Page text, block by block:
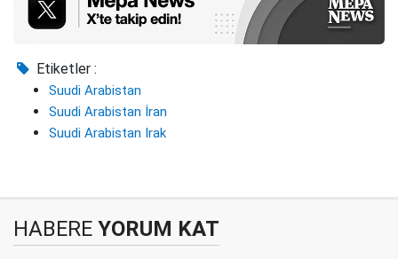
Etiketler :
Suudi Arabistan
Suudi Arabistan İran
Suudi Arabistan Irak
HABERE YORUM KAT